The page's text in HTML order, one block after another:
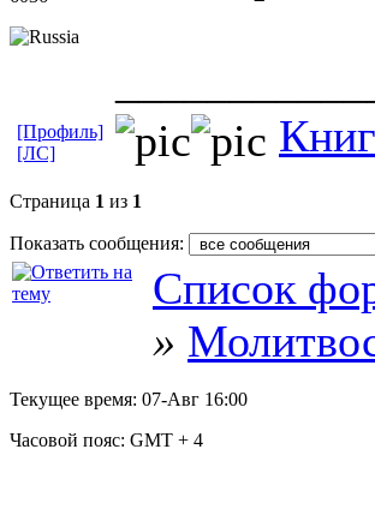
[Профиль]
[ЛС]
Страница 1 из 1
Показать сообщения:
Список
»
Текущее время: 07-Авг 16:00
Часовой пояс: GMT + 4